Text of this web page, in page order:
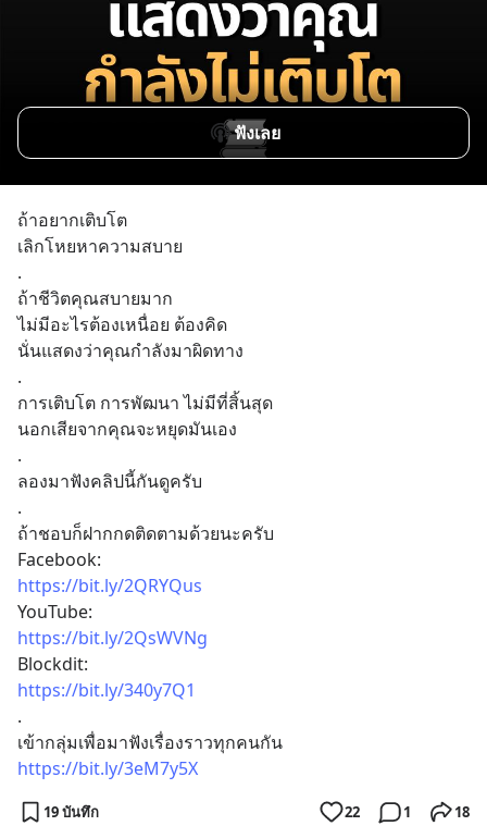
ฟังเลย
ถ้าอยากเติบโต
เลิกโหยหาความสบาย
.
ถ้าชีวิตคุณสบายมาก
ไม่มีอะไรต้องเหนื่อย ต้องคิด
นั่นแสดงว่าคุณกำลังมาผิดทาง
.
การเติบโต การพัฒนา ไม่มีที่สิ้นสุด
นอกเสียจากคุณจะหยุดมันเอง
.
ลองมาฟังคลิปนี้กันดูครับ
.
ถ้าชอบก็ฝากกดติดตามด้วยนะครับ
Facebook:
https://bit.ly/2QRYQus
YouTube:
https://bit.ly/2QsWVNg
Blockdit:
https://bit.ly/340y7Q1
.
เข้ากลุ่มเพื่อมาฟังเรื่องราวทุกคนกัน
https://bit.ly/3eM7y5X
19 บันทึก 22 1 18